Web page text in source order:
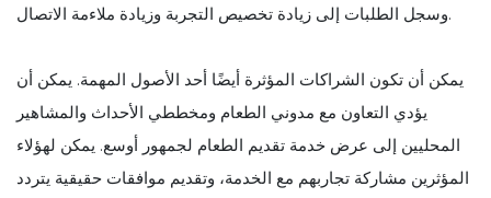
وسجل الطلبات إلى زيادة تخصيص التجربة وزيادة ملاءمة الاتصال.
يمكن أن تكون الشراكات المؤثرة أيضًا أحد الأصول المهمة. يمكن أن
يؤدي التعاون مع مدوني الطعام ومخططي الأحداث والمشاهير
المحليين إلى عرض خدمة تقديم الطعام لجمهور أوسع. يمكن لهؤلاء
المؤثرين مشاركة تجاربهم مع الخدمة، وتقديم موافقات حقيقية يتردد